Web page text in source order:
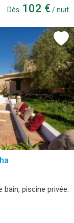
Dès 102 € / nuit
bain, piscine privée.